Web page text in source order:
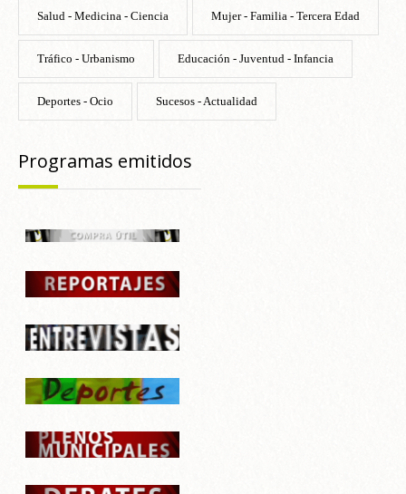
Salud - Medicina - Ciencia Mujer - Familia - Tercera Edad
Tráfico - Urbanismo Educación - Juventud - Infancia
Deportes - Ocio Sucesos - Actualidad
Programas emitidos